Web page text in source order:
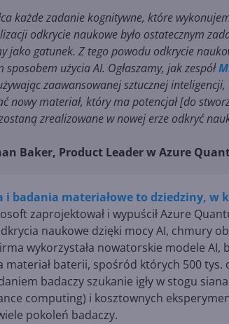
każde zadanie kognitywne, które
odkrycie naukowe było ostatecznym
jako gatunek. Z tego powodu odkrycie
sposobem użycia AI. Ogłaszamy, jak zespół
zaawansowanej sztucznej
nowy materiał, który ma potencjał [do
zrealizowane w nowej erze odkryć
Baker, Product Leader w Azure
i badania materiałowe to dziedziny,
zaprojektował i wypuścił Azure
naukowe dzięki mocy AI, chmury
wykorzystała nowatorskie modele
materiał baterii, spośród których 500
badaczy szukanie igły w stogu
computing) i kosztownych
pokoleń badaczy.